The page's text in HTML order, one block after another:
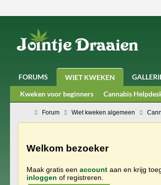
FORUMS WIET KWEKEN
Kweken voor beginners
Cannabis
Forum Wiet kweken algemeen
Welkom bezoeker
Maak gratis een account aan en krijg
inloggen of registreren.